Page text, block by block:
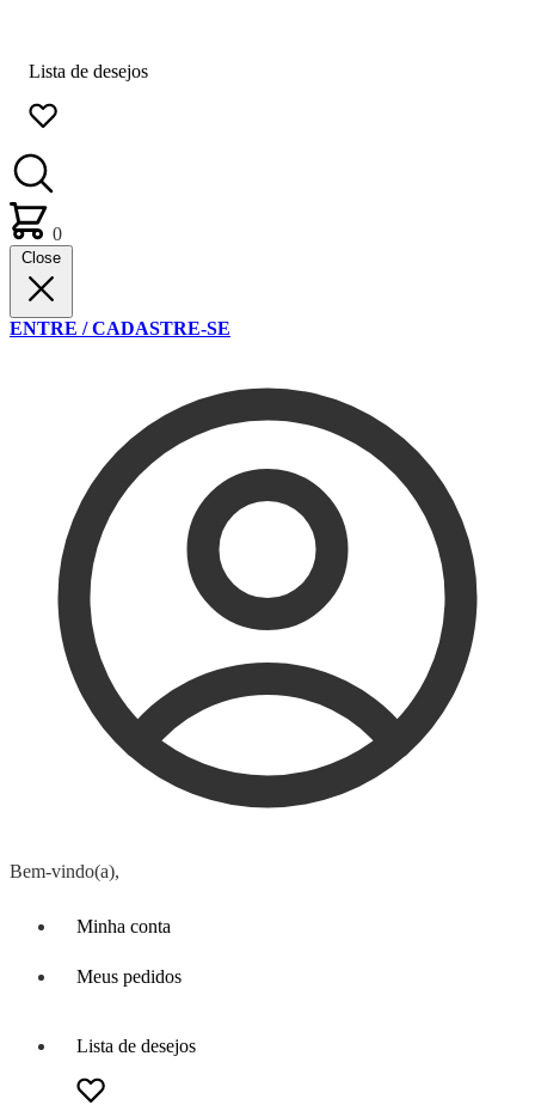
Lista de desejos
0
Close
ENTRE / CADASTRE-SE
Bem-vindo(a),
Minha conta
Meus pedidos
Lista de desejos